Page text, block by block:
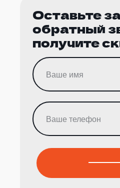
Оставьте
обратный
получите